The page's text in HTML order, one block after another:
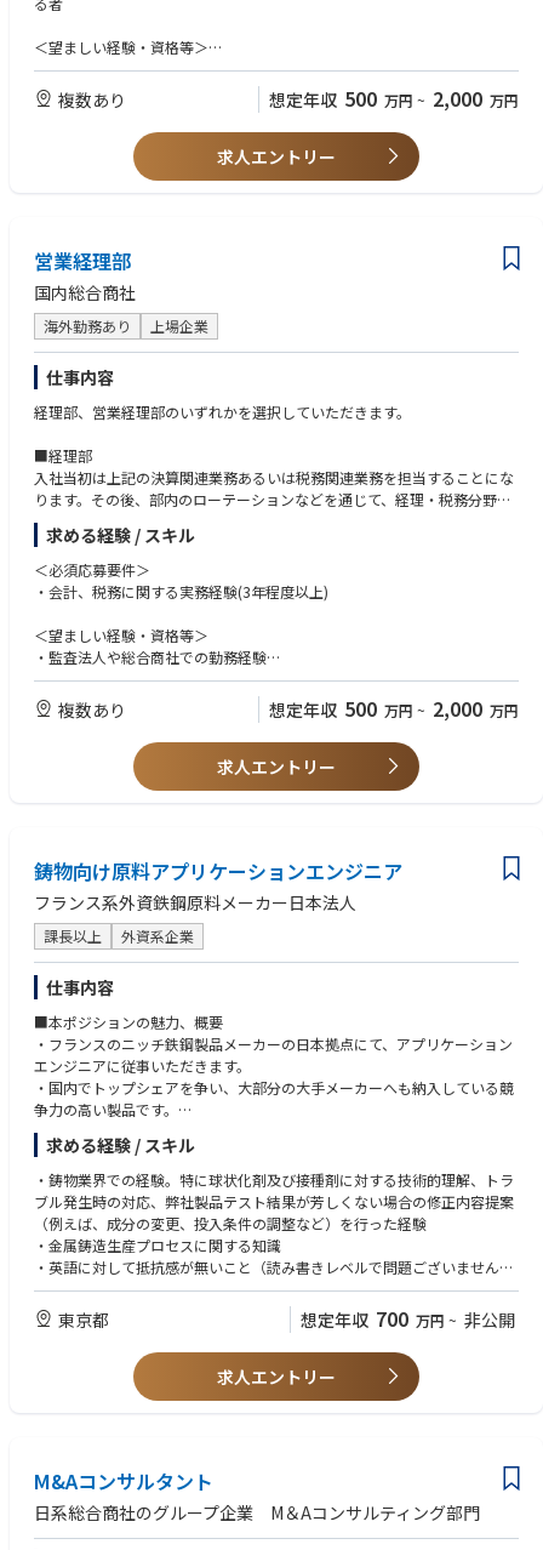
＜望ましい経験・資格等＞
PEファンド・投資銀行・コンサルティング会社・事業会社等にて複数案件
をハンズオンで実行した経験（当該業務経験3年以上）
複数あり 想定年収 500 万円 ~ 2,000 万円
求人エントリー
営業経理部
国内総合商社
海外勤務あり 上場企業
仕事内容
経理部、営業経理部のいずれかを選択していただきます。
■経理部
入社当初は上記の決算関連業務あるいは税務関連業務を担当することにな
ります。その後、部内のローテーションなどを通じて、経理・税務分野に
関わる様々な業務経験を積むこととなります。将来的には、本人の希望や
適性を踏まえ、海外現地法人・支店および国内外事業会社の経理・税務業
務に就きます。経理・税務担当として、複数回の海外駐在・出向の可能性
があります。
・連結決算関連業務(国際会計基準)、単体決算関連業務(日本基準)および会
計監査対応業務等。
・法人税、消費税等の申告・納税・税務調査対応業務。
・全社税務戦略の企画・立案業務。
①営業本部の適切な予算・決算対応、営業本部への支援、不適切会計の防
止
②会計・税務・内部統制を軸とした営業・事業会社支援を、一定の統制機
能を発揮し実施
③事業会社管理・買収後の統合(PMI)・立上げ支援、稟議へ関与、受渡(商
品･金銭の取引管理)、DXによるバックオフィス業務の改善など、全社視点
から運営効率化に貢献
求める経験 / スキル
＜必須応募要件＞
・会計、税務に関する実務経験(3年程度以上)
＜望ましい経験・資格等＞
・監査法人や総合商社での勤務経験
・日本または米国の公認会計士資格
・英語力TOEIC700点以上
複数あり 想定年収 500 万円 ~ 2,000 万円
求人エントリー
鋳物向け原料アプリケーションエンジニア
フランス系外資鉄鋼原料メーカー日本法人
課長以上 外資系企業
仕事内容
■本ポジションの魅力、概要
・フランスのニッチ鉄鋼製品メーカーの日本拠点にて、アプリケーション
エンジニアに従事いただきます。
・国内でトップシェアを争い、大部分の大手メーカーへも納入している競
争力の高い製品です。
・少数精鋭の組織で裁量を持ちながら、積極的に新規開拓にも取り組んで
いける環境です。
・フランスや韓国から輸入した製品を、全国の自動車部品・インフラ製品
メーカー等に輸入販売していくにあたって、鋳物や冶金の知識を活かし
て、製品スペックの調整を顧客と自社の開発の間に立って円滑に進めてい
くポジションです。
・コアードワイヤー、投入機
・その他製鋼用副資材、製鋼用設備
国内自動車部品・インフラ製品メーカーなど大手～中小まで
件次第で海外・国内出張に行っていただきます。
*新規製品のテストの立会いや打合せ等で、冶金工場での夜間・休日勤務
の可能性がございます。
求める経験 / スキル
・鋳物業界での経験。特に球状化剤及び接種剤に対する技術的理解、トラ
ブル発生時の対応、弊社製品テスト結果が芳しくない場合の修正内容提案
（例えば、成分の変更、投入条件の調整など）を行った経験
・金属鋳造生産プロセスに関する知識
・英語に対して抵抗感が無いこと（読み書きレベルで問題ございません）
・最大50%ほどの国内外への出張が可能なこと
・優れた対人スキルおよびコミュニケーション能力
・冶金工学または機械・材料科学の学士号
・Office、Salesforceの知識と実務経験
東京都 想定年収 700 万円 ~ 非公開
求人エントリー
M&Aコンサルタント
日系総合商社のグループ企業 M＆Aコンサルティング部門